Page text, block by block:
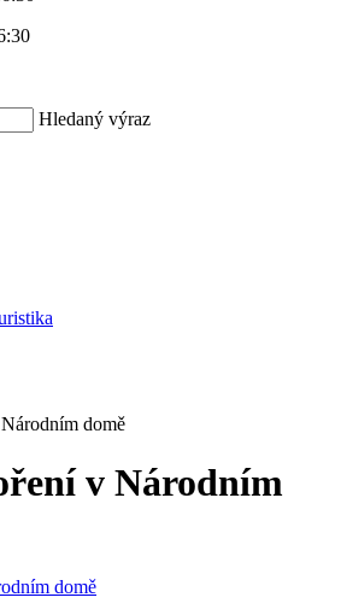
Hledaný výraz
domě
v Národním